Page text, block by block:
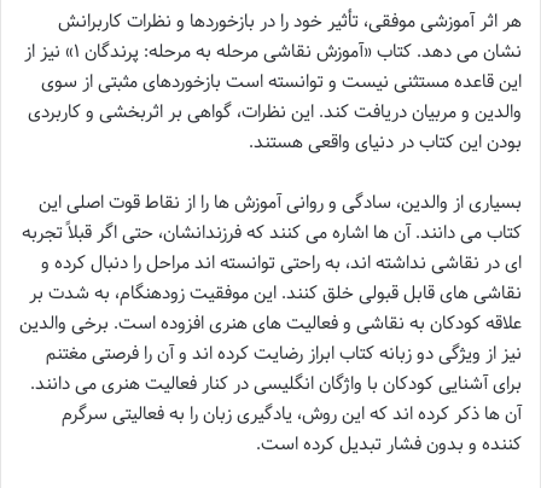
هر اثر آموزشی موفقی، تأثیر خود را در بازخوردها و نظرات کاربرانش
نشان می دهد. کتاب «آموزش نقاشی مرحله به مرحله: پرندگان ۱» نیز از
این قاعده مستثنی نیست و توانسته است بازخوردهای مثبتی از سوی
والدین و مربیان دریافت کند. این نظرات، گواهی بر اثربخشی و کاربردی
بودن این کتاب در دنیای واقعی هستند.
بسیاری از والدین، سادگی و روانی آموزش ها را از نقاط قوت اصلی این
کتاب می دانند. آن ها اشاره می کنند که فرزندانشان، حتی اگر قبلاً تجربه
ای در نقاشی نداشته اند، به راحتی توانسته اند مراحل را دنبال کرده و
نقاشی های قابل قبولی خلق کنند. این موفقیت زودهنگام، به شدت بر
علاقه کودکان به نقاشی و فعالیت های هنری افزوده است. برخی والدین
نیز از ویژگی دو زبانه کتاب ابراز رضایت کرده اند و آن را فرصتی مغتنم
برای آشنایی کودکان با واژگان انگلیسی در کنار فعالیت هنری می دانند.
آن ها ذکر کرده اند که این روش، یادگیری زبان را به فعالیتی سرگرم
کننده و بدون فشار تبدیل کرده است.